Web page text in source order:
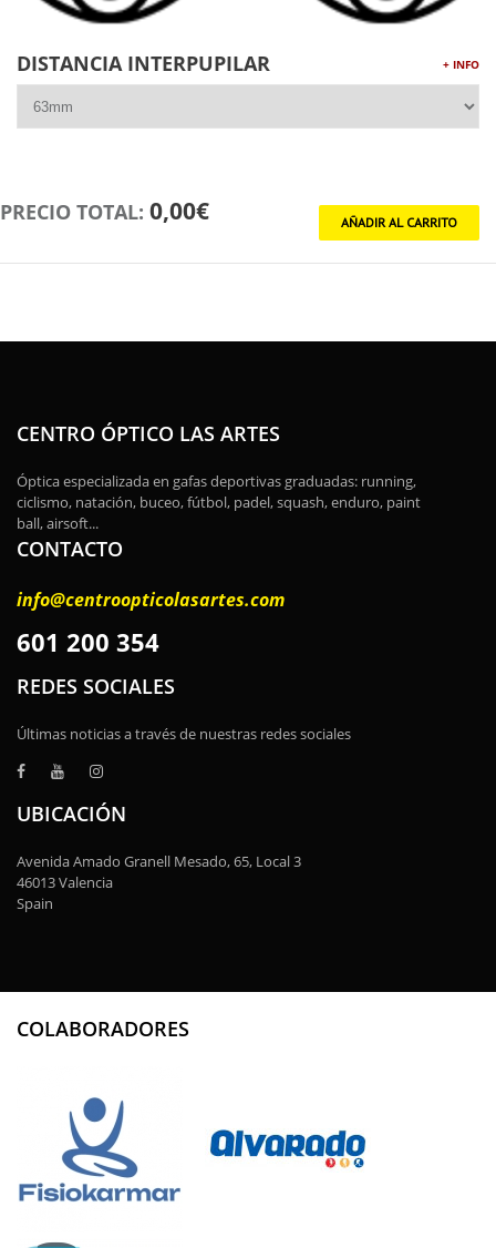
DISTANCIA INTERPUPILAR + INFO
PRECIO TOTAL: 0,00€
CENTRO ÓPTICO LAS ARTES
Óptica especializada en gafas deportivas graduadas: running,
ciclismo, natación, buceo, fútbol, padel, squash, enduro, paint
ball, airsoft...
CONTACTO
info@centroopticolasartes.com
601 200 354
REDES SOCIALES
Últimas noticias a través de nuestras redes sociales
UBICACIÓN
Avenida Amado Granell Mesado, 65, Local 3
46013 Valencia
Spain
COLABORADORES